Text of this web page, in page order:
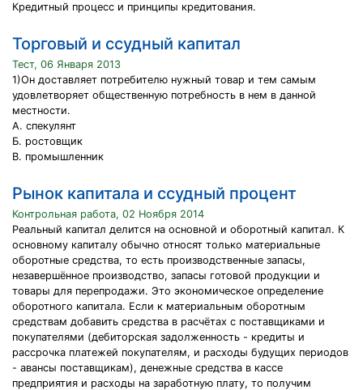
Кредитный процесс и принципы кредитования.
Торговый и ссудный капитал
Тест, 06 Января 2013
1)Он доставляет потребителю нужный товар и тем самым
удовлетворяет общественную потребность в нем в данной
местности.
А. спекулянт
Б. ростовщик
В. промышленник
Рынок капитала и ссудный процент
Контрольная работа, 02 Ноября 2014
Реальный капитал делится на основной и оборотный капитал. К
основному капиталу обычно относят только материальные
оборотные средства, то есть производственные запасы,
незавершённое производство, запасы готовой продукции и
товары для перепродажи. Это экономическое определение
оборотного капитала. Если к материальным оборотным
средствам добавить средства в расчётах с поставщиками и
покупателями (дебиторская задолженность - кредиты и
рассрочка платежей покупателям, и расходы будущих периодов
- авансы поставщикам), денежные средства в кассе
предприятия и расходы на заработную плату, то получим